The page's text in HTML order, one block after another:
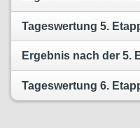
Tageswertung 5.
Ergebnis nach der 5.
Tageswertung 6.